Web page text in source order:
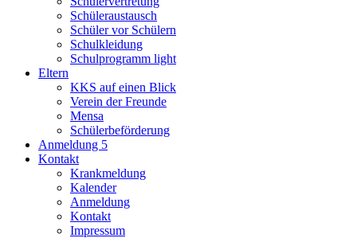
Schüleraustausch
Schüler vor Schülern
Schulkleidung
Schulprogramm light
Eltern
KKS auf einen Blick
Verein der Freunde
Mensa
Schülerbeförderung
Anmeldung 5
Kontakt
Krankmeldung
Kalender
Anmeldung
Kontakt
Impressum